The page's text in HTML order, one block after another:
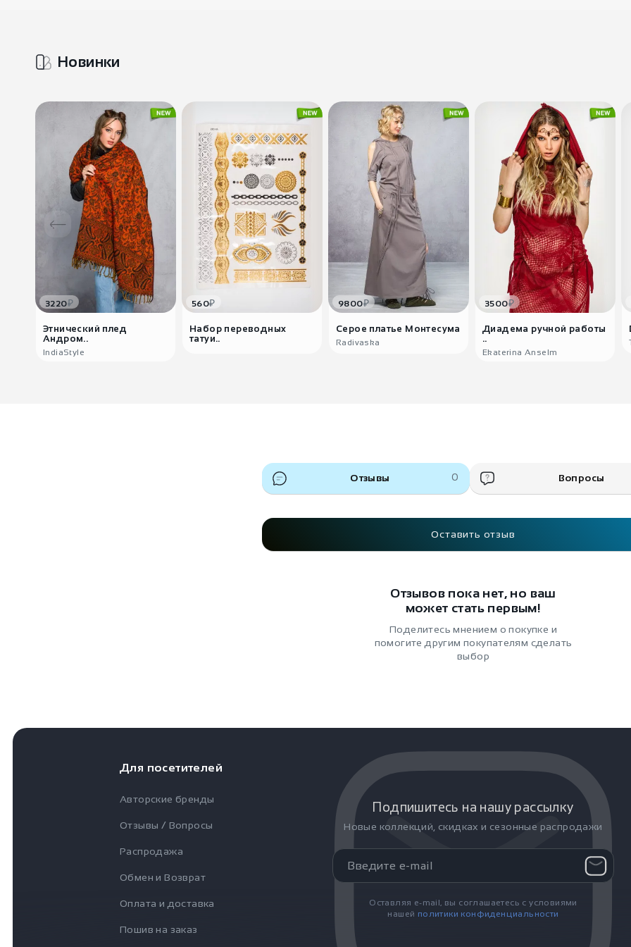
Новинки
3220₽
Этнический плед
Андром..
IndiaStyle
560₽
Набор переводных
татуи..
9800₽
Серое платье Монтесума
Radivaska
3500₽
Диадема ручной работы
..
Ekaterina Anselm
Отзывы 0 Вопросы
Оставить отзыв
Отзывов пока нет, но ваш
может стать первым!
Поделитесь мнением о покупке и
помогите другим покупателям сделать
выбор
Для посетителей
Авторские бренды
Отзывы / Вопросы
Распродажа
Обмен и Возврат
Оплата и доставка
Пошив на заказ
Подпишитесь на нашу рассылку
Новые коллекций, скидках и сезонные распродажи
Оставляя e-mail, вы соглашаетесь с условиями
нашей политики конфиденциальности